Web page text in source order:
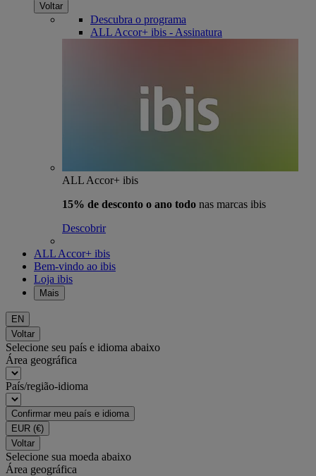
Voltar
Descubra o programa
ALL Accor+ ibis - Assinatura
ALL Accor+ ibis
15% de desconto o ano todo nas marcas ibis
Descobrir
ALL Accor+ ibis
Bem-vindo ao ibis
Loja ibis
Mais
EN
Voltar
Selecione seu país e idioma abaixo
Área geográfica
País/região-idioma
Confirmar meu país e idioma
EUR (€)
Voltar
Selecione sua moeda abaixo
Área geográfica